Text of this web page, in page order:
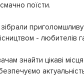
поїсти.
-
знайти цікаві